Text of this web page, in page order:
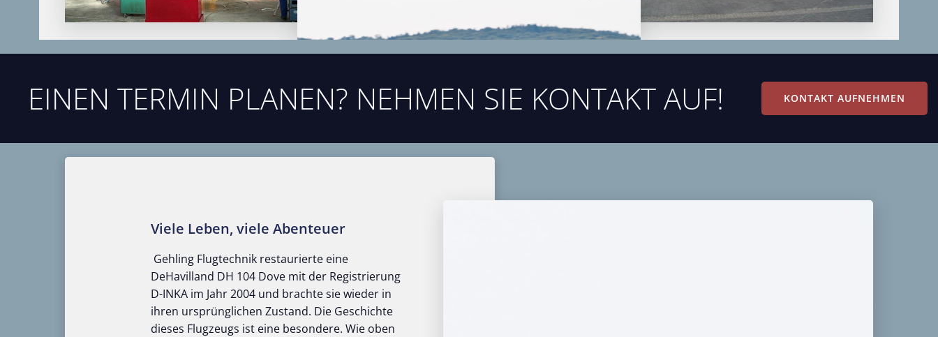
EINEN TERMIN PLANEN? NEHMEN SIE KONTAKT AUF! KONTAKT AUFNEHMEN
Viele Leben, viele Abenteuer
Gehling Flugtechnik restaurierte eine
DeHavilland DH 104 Dove mit der Registrierung
D-INKA im Jahr 2004 und brachte sie wieder in
ihren ursprünglichen Zustand. Die Geschichte
dieses Flugzeugs ist eine besondere. Wie oben